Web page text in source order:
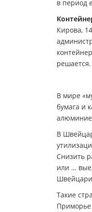
в период
Кирова,
решается.
В мире
бумага и
В
Снизить
или …
Такие
Приморье